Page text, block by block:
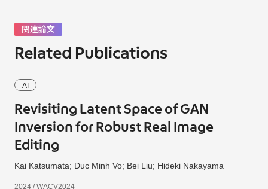
関連論文
Related Publications
AI
Revisiting Latent Space of GAN
Inversion for Robust Real Image
Editing
Kai Katsumata; Duc Minh Vo; Bei Liu; Hideki Nakayama
2024 / WACV2024